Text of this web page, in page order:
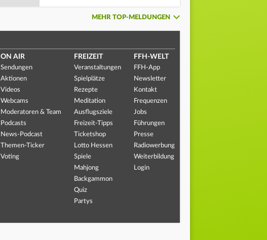
MEHR TOP-MELDUNGEN
ON AIR
Sendungen
Aktionen
Videos
Webcams
Moderatoren & Team
Podcasts
News-Podcast
Themen-Ticker
Voting
FREIZEIT
Veranstaltungen
Spielplätze
Rezepte
Meditation
Ausflugsziele
Freizeit-Tipps
Ticketshop
Lotto Hessen
Spiele
Mahjong
Backgammon
Quiz
Partys
FFH-WELT
FFH-App
Newsletter
Kontakt
Frequenzen
Jobs
Führungen
Presse
Radiowerbung
Weiterbildung
Login